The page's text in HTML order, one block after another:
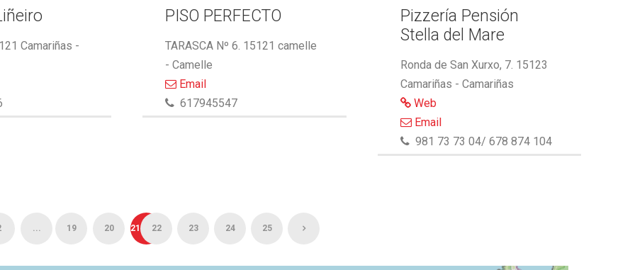
Camariñas -
PISO PERFECTO
TARASCA Nº 6. 15121 camelle
- Camelle
Email
617945547
Pizzería Pensión
Stella del Mare
Ronda de San Xurxo, 7. 15123
Camariñas - Camariñas
Web
Email
981 73 73 04/ 678 874 104
... 19 20 21 22 23 24 25